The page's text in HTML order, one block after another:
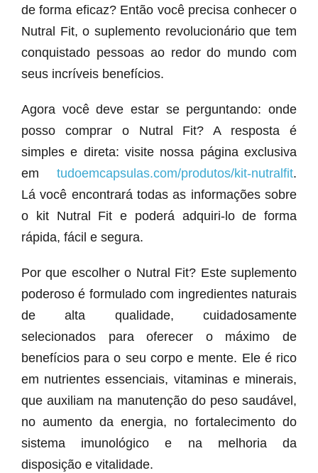
de forma eficaz? Então você precisa conhecer o
Nutral Fit, o suplemento revolucionário que tem
conquistado pessoas ao redor do mundo com
seus incríveis benefícios.
Agora você deve estar se perguntando: onde
posso comprar o Nutral Fit? A resposta é
simples e direta: visite nossa página exclusiva
em tudoemcapsulas.com/produtos/kit-nutralfit.
Lá você encontrará todas as informações sobre
o kit Nutral Fit e poderá adquiri-lo de forma
rápida, fácil e segura.
Por que escolher o Nutral Fit? Este suplemento
poderoso é formulado com ingredientes naturais
de alta qualidade, cuidadosamente
selecionados para oferecer o máximo de
benefícios para o seu corpo e mente. Ele é rico
em nutrientes essenciais, vitaminas e minerais,
que auxiliam na manutenção do peso saudável,
no aumento da energia, no fortalecimento do
sistema imunológico e na melhoria da
disposição e vitalidade.